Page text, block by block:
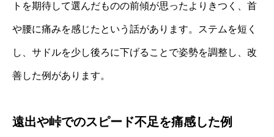
トを期待して選んだものの前傾が思ったよりきつく、首
や腰に痛みを感じたという話があります。ステムを短く
し、サドルを少し後ろに下げることで姿勢を調整し、改
善した例があります。
遠出や峠でのスピード不足を痛感した例